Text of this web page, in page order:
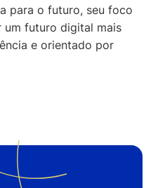
para o futuro, seu foco
um futuro digital mais
e orientado por